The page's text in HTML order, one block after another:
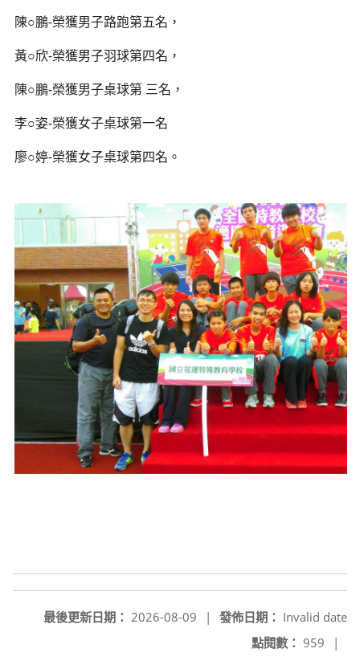
陳○鵬-榮獲男子路跑第五名，
黃○欣-榮獲男子羽球第四名，
陳○鵬-榮獲男子桌球第 三名，
李○姿-榮獲女子桌球第一名
廖○婷-榮獲女子桌球第四名。
發佈日期： Invalid date
最後更新日期： 2026-08-09
|
點閱數： 959 |